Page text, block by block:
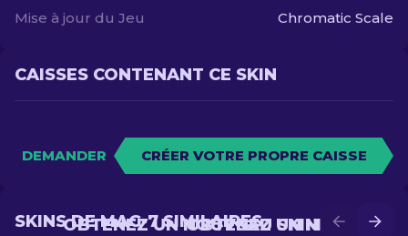
Mise à jour du Jeu Chromatic Scale
CAISSES CONTENANT CE SKIN
DEMANDER CRÉER VOTRE PROPRE CAISSE
OBTENEZ UN MEILLEUR
OBTENEZ UN NOUVEAU SKIN EN
SKINS DE MAG-7 SIMILAIRES